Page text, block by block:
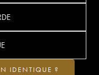
IDENTIQUE ?